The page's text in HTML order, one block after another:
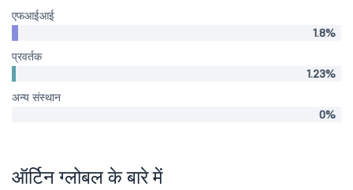
एफआईआई
1.8%
प्रवर्तक
1.23%
अन्य संस्थान
0%
ऑर्टिन ग्लोबल के बारे में